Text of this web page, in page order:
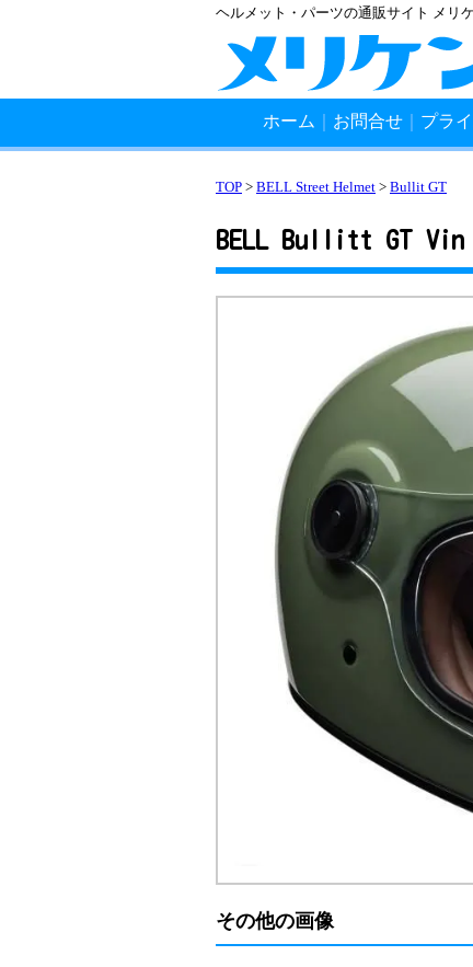
ヘルメット・パーツの通販サイト メリ
ホーム お問合せ プラ
TOP > BELL Street Helmet > Bullit GT
BELL Bullitt GT
その他の画像